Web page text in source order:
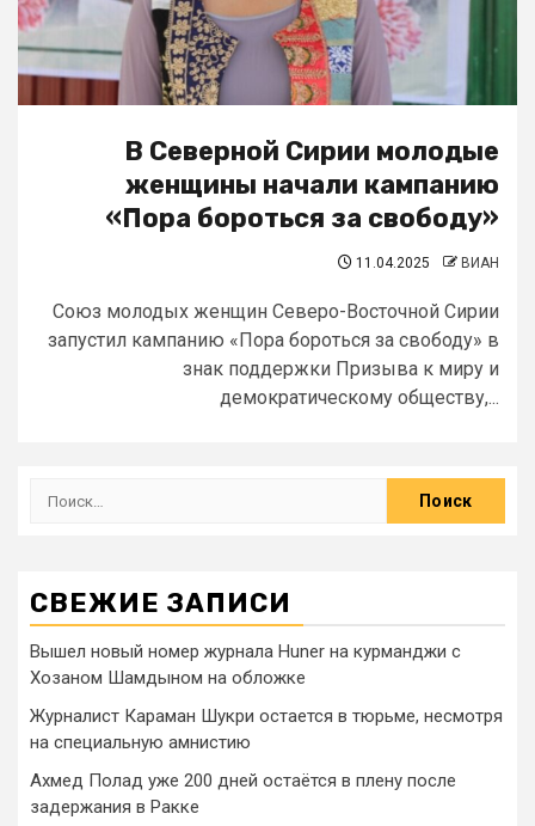
В Северной Сирии молодые
женщины начали кампанию
«Пора бороться за свободу»
11.04.2025 ВИАН
Союз молодых женщин Северо-Восточной Сирии
запустил кампанию «Пора бороться за свободу» в
знак поддержки Призыва к миру и
демократическому обществу,...
СВЕЖИЕ ЗАПИСИ
Вышел новый номер журнала Huner на курманджи с
Хозаном Шамдыном на обложке
Журналист Караман Шукри остается в тюрьме, несмотря
на специальную амнистию
Ахмед Полад уже 200 дней остаётся в плену после
задержания в Ракке